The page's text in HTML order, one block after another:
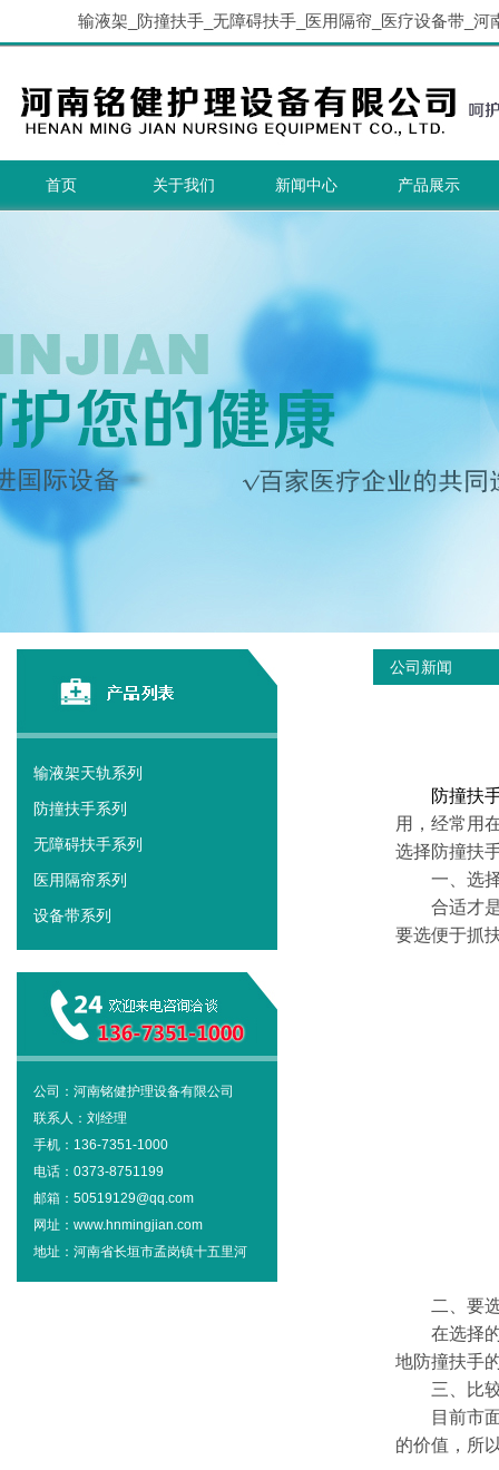
输液架_防撞扶手_无障碍扶手_医用隔帘_医疗设备带_河
首页 关于我们 新闻中心 产品展示
输液架天轨系列
防撞扶手系列
无障碍扶手系列
医用隔帘系列
设备带系列
公司：河南铭健护理设备有限公司
联系人：刘经理
手机：136-7351-1000
电话：0373-8751199
邮箱：50519129@qq.com
网址：www.hnmingjian.com
地址：河南省长垣市孟岗镇十五里河
公司新闻
防撞扶
用，经常用
选择防撞扶
一、选择
合适才是
要选便于抓
二、要选
在选择的
地防撞扶手
三、比较
目前市面
的价值，所